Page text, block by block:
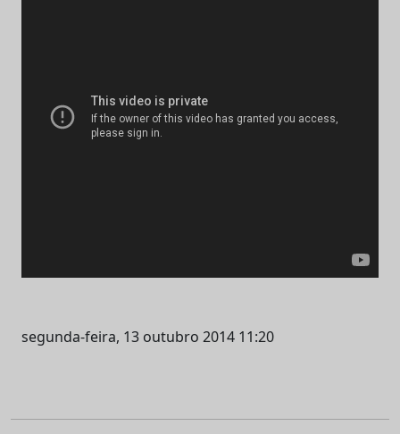
segunda-feira, 13 outubro 2014 11:20